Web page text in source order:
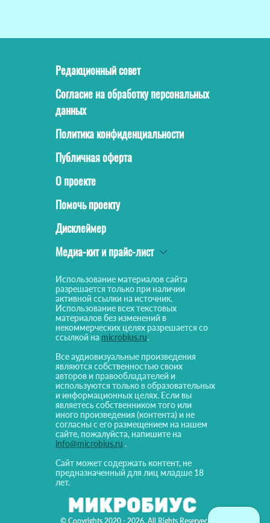
© Copyrights 2020 - 2026. All Rights Reserved!
Редакционный совет
Согласие на обработку персональных
данных
Политика конфиденциальности
Публичная оферта
О проекте
Помочь проекту
Дисклеймер
Медиа-кит и прайс-лист
Использование материалов сайта
разрешается только при наличии
активной ссылки на источник.
Использование всех текстовых
материалов без изменений в
некоммерческих целях разрешается со
ссылкой на microbius.ru.
Все аудиовизуальные произведения
являются собственностью своих
авторов и правообладателей и
используются только в образовательных
и информационных целях. Если вы
являетесь собственником того или
иного произведения (контента) и не
согласны с его размещением на нашем
сайте, пожалуйста, напишите на
info@microbius.ru .
Сайт может содержать контент, не
предназначенный для лиц младше 18
лет.